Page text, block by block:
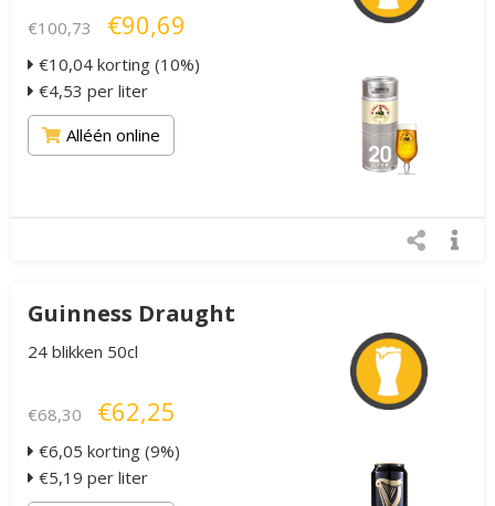
€100,73 €90,69
€10,04 korting (10%)
€4,53 per liter
Alléén online
Guinness Draught
24 blikken 50cl
€68,30 €62,25
€6,05 korting (9%)
€5,19 per liter